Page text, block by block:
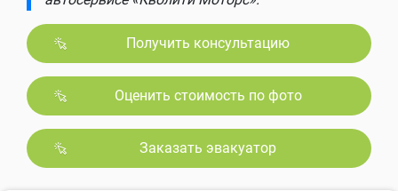
Получить консультацию
Оценить стоимость по фото
Заказать эвакуатор